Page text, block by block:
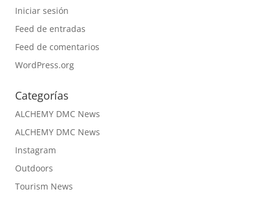
Iniciar sesión
Feed de entradas
Feed de comentarios
WordPress.org
Categorías
ALCHEMY DMC News
ALCHEMY DMC News
Instagram
Outdoors
Tourism News